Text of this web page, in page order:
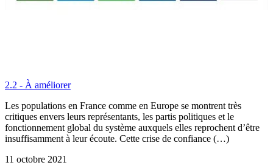
2.2 - À améliorer
Les populations en France comme en Europe se montrent très
critiques envers leurs représentants, les partis politiques et le
fonctionnement global du système auxquels elles reprochent d’être
insuffisamment à leur écoute. Cette crise de confiance (…)
11 octobre 2021